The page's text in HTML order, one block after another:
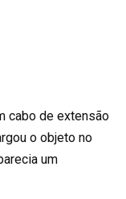
cabo de extensão
o objeto no
um